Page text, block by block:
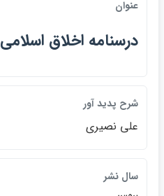
عنوان
درسنامه اخلاق اسلامي
شرح پديد آور
علي نصيري
سال نشر